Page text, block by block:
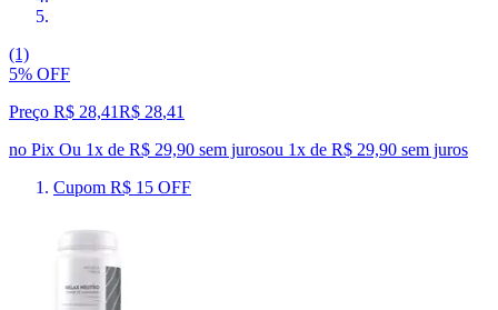
(1)
5% OFF
Preço R$ 28,41R$ 28,41
no Pix Ou 1x de R$ 29,90 sem jurosou 1x de R$ 29,90 sem juros
Cupom R$ 15 OFF